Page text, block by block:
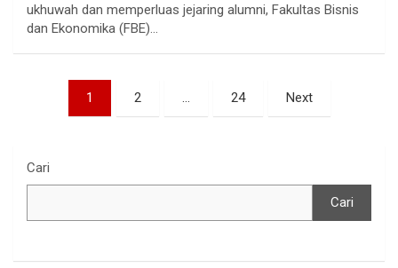
ukhuwah dan memperluas jejaring alumni, Fakultas Bisnis
dan Ekonomika (FBE)…
Paginasi
1 2 … 24 Next
Cari
Cari